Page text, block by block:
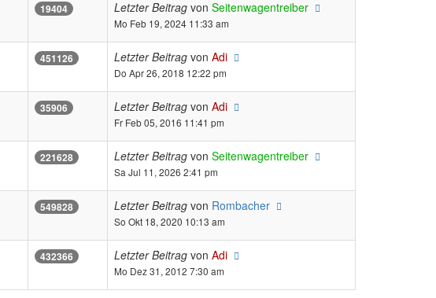
19404 Letzter Beitrag von Seitenwagentreiber
Mo Feb 19, 2024 11:33 am
451126 Letzter Beitrag von Adi
Do Apr 26, 2018 12:22 pm
35906 Letzter Beitrag von Adi
Fr Feb 05, 2016 11:41 pm
221628 Letzter Beitrag von Seitenwagentreiber
Sa Jul 11, 2026 2:41 pm
549828 Letzter Beitrag von Rombacher
So Okt 18, 2020 10:13 am
432366 Letzter Beitrag von Adi
Mo Dez 31, 2012 7:30 am